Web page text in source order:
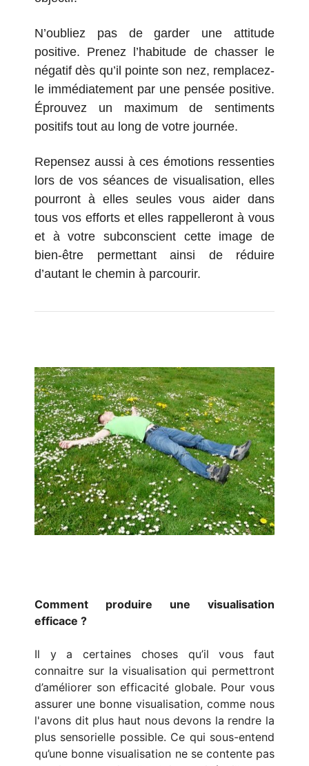
N’oubliez pas de garder une attitude
positive. Prenez l’habitude de chasser le
négatif dès qu’il pointe son nez, remplacez-
le immédiatement par une pensée positive.
Éprouvez un maximum de sentiments
positifs tout au long de votre journée.
Repensez aussi à ces émotions ressenties
lors de vos séances de visualisation, elles
pourront à elles seules vous aider dans
tous vos efforts et elles rappelleront à vous
et à votre subconscient cette image de
bien-être permettant ainsi de réduire
d’autant le chemin à parcourir.
Comment produire une visualisation
efficace ?
Il y a certaines choses qu’il vous faut
connaitre sur la visualisation qui permettront
d’améliorer son efficacité globale. Pour vous
assurer une bonne visualisation, comme nous
l'avons dit plus haut nous devons la rendre la
plus sensorielle possible. Ce qui sous-entend
qu’une bonne visualisation ne se contente pas